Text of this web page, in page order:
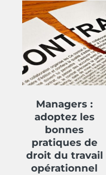
Managers :
adoptez les
bonnes
pratiques de
droit du travail
opérationnel